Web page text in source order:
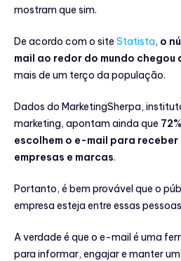
mostram que sim.
De acordo com o site Statista, o
mail ao redor do mundo chegou
mais de um terço da população.
Dados do MarketingSherpa,
marketing, apontam ainda que
escolhem o e-mail para
empresas e marcas.
Portanto, é bem provável que o
empresa esteja entre essas
A verdade é que o e-mail é uma
para informar, engajar e manter